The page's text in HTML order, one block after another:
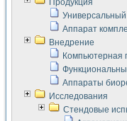
Продукция
Универсальный
Аппарат
Внедрение
Компьютерная
Аппараты
Исследования
Стендовые